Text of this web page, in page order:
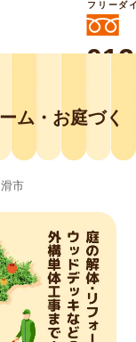
庭づくり業界
事業部にお
フリーダ
ム・お庭づく
市